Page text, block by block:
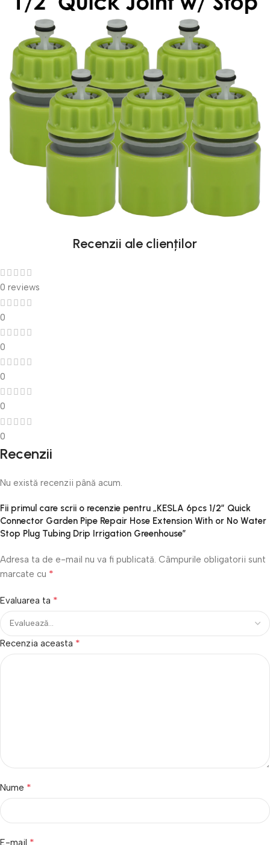
Recenzii ale clienților
0 reviews
0
0
0
0
0
Recenzii
Nu există recenzii până acum.
Fii primul care scrii o recenzie pentru „KESLA 6pcs 1/2” Quick
Connector Garden Pipe Repair Hose Extension With or No Water
Stop Plug Tubing Drip Irrigation Greenhouse”
Adresa ta de e-mail nu va fi publicată. Câmpurile obligatorii sunt
marcate cu *
Evaluarea ta *
Recenzia aceasta *
Nume *
E-mail *